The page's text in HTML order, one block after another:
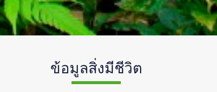
ข้อมูลสิ่งมีชีวิต